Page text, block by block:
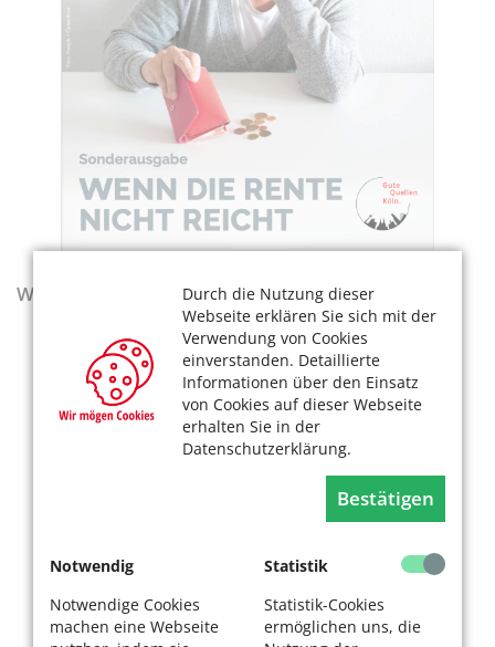
Durch die Nutzung dieser
Webseite erklären Sie sich mit der
Verwendung von Cookies
einverstanden. Detaillierte
Informationen über den Einsatz
von Cookies auf dieser Webseite
erhalten Sie in der
Datenschutzerklärung.
Bestätigen
Notwendig
Notwendige Cookies
machen eine Webseite
Statistik
Statistik-Cookies
ermöglichen uns, die
Wegweiser - Aktualisierte Ausgabe 2025–2027